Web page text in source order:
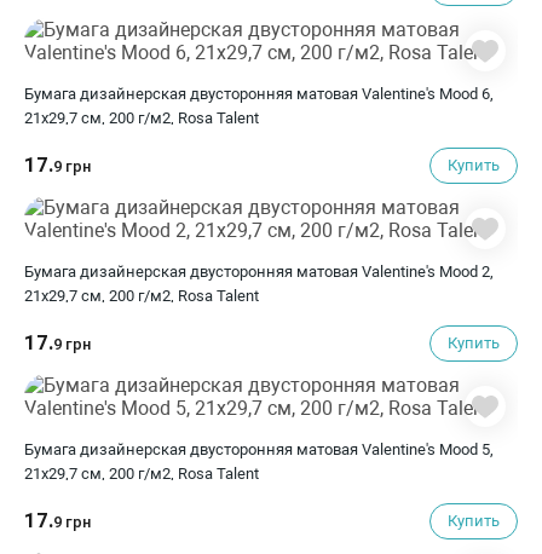
Бумага дизайнерская двусторонняя матовая Valentine's Mood 6,
21х29,7 см, 200 г/м2, Rosa Talent
17.9 грн Купить
Бумага дизайнерская двусторонняя матовая Valentine's Mood 2,
21х29,7 см, 200 г/м2, Rosa Talent
17.9 грн Купить
Бумага дизайнерская двусторонняя матовая Valentine's Mood 5,
21х29,7 см, 200 г/м2, Rosa Talent
17.9 грн Купить